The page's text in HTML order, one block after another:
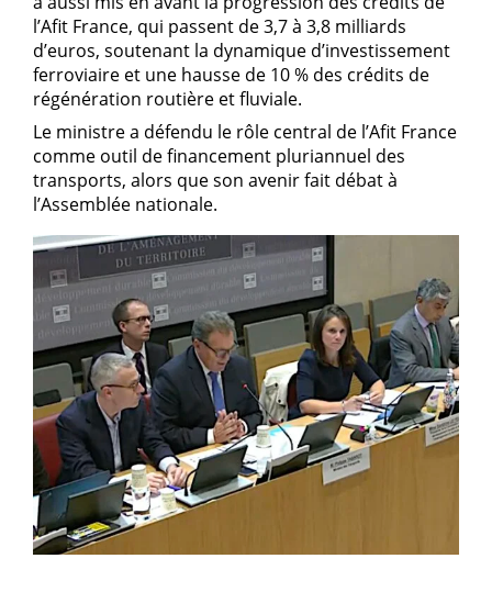
l’Afit France, qui passent de 3,7 à 3,8 milliards
d’euros, soutenant la dynamique d’investissement
ferroviaire et une hausse de 10 % des crédits de
régénération routière et fluviale.
Le ministre a défendu le rôle central de l’Afit France
comme outil de financement pluriannuel des
transports, alors que son avenir fait débat à
l’Assemblée nationale.